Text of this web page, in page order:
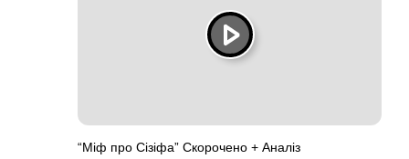
“Міф про Сізіфа” Скорочено + Аналіз